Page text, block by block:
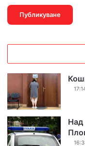
Над